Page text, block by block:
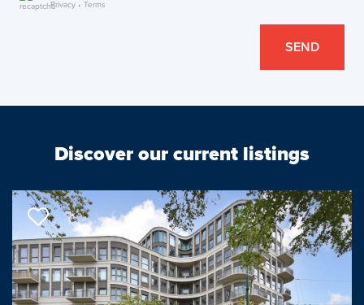
Privacy • Terms
SEND
Discover our current listings